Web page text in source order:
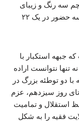
سه رنگ و زیبای
جمهوری اسلامی راهی میدان برای خلق حماسه حضور در یک ۲۲
جبهه استکبار با
تنها نتوانست اراده
با دو توطئه بزرگ در
شبه کودتای روز سیزدهم، عزم
استقلال و تمامیت
فقیه را به شکل